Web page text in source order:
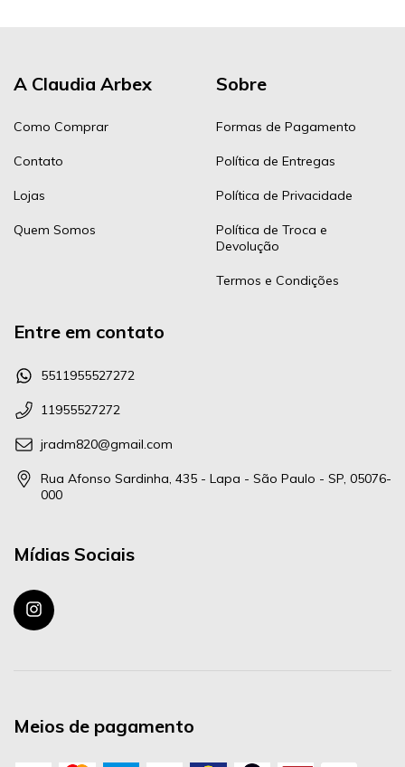
A Claudia Arbex
Como Comprar
Contato
Lojas
Quem Somos
Sobre
Formas de Pagamento
Política de Entregas
Política de Privacidade
Política de Troca e
Devolução
Termos e Condições
Entre em contato
5511955527272
11955527272
jradm820@gmail.com
Rua Afonso Sardinha, 435 - Lapa - São Paulo - SP, 05076-
000
Mídias Sociais
Meios de pagamento